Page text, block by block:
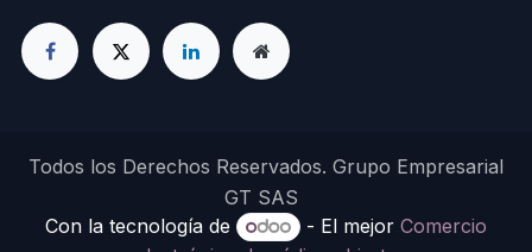
Todos los Derechos Reservados. Grupo Empresarial
GT SAS
Con la tecnología de
- El mejorComercio